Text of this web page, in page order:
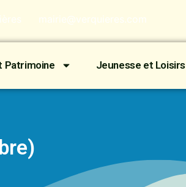
mairie@verquieres.com
Patrimoine Jeunesse et Loisirs